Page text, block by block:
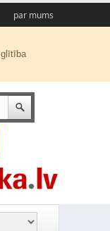
par mums